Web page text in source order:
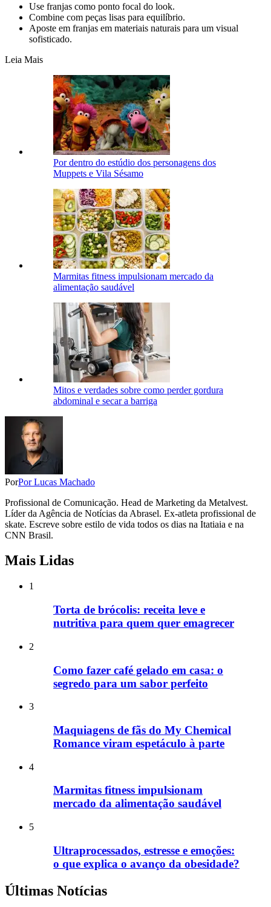
Use franjas como ponto focal do look.
Combine com peças lisas para equilíbrio.
Aposte em franjas em materiais naturais para um visual
sofisticado.
Leia Mais
Por dentro do estúdio dos personagens dos
Muppets e Vila Sésamo
Marmitas fitness impulsionam mercado da
alimentação saudável
Mitos e verdades sobre como perder gordura
abdominal e secar a barriga
PorPor Lucas Machado
Profissional de Comunicação. Head de Marketing da Metalvest.
Líder da Agência de Notícias da Abrasel. Ex-atleta profissional de
skate. Escreve sobre estilo de vida todos os dias na Itatiaia e na
CNN Brasil.
Mais Lidas
1
Torta de brócolis: receita leve e
nutritiva para quem quer emagrecer
2
Como fazer café gelado em casa: o
segredo para um sabor perfeito
3
Maquiagens de fãs do My Chemical
Romance viram espetáculo à parte
4
Marmitas fitness impulsionam
mercado da alimentação saudável
5
Ultraprocessados, estresse e emoções:
o que explica o avanço da obesidade?
Últimas Notícias